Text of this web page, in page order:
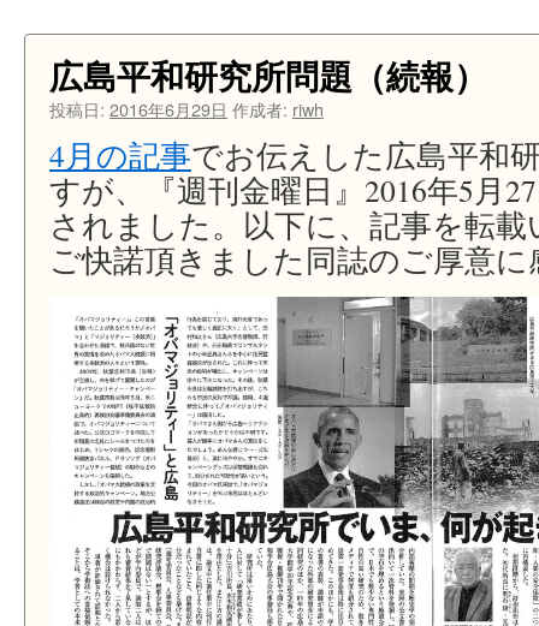
交
流
フ
ォ
ラ
ム
講
演
会
『ポ
ダ
ム
宣
言
を
読
む』
の
お
知
ら
せ
は
広島平和研究所問題（続報）
投稿日: 2016年6月29日 作成者: riwh
4月の記事でお伝えした広島平和
すが、『週刊金曜日』2016年5月
されました。以下に、記事を転
ご快諾頂きました同誌のご厚意